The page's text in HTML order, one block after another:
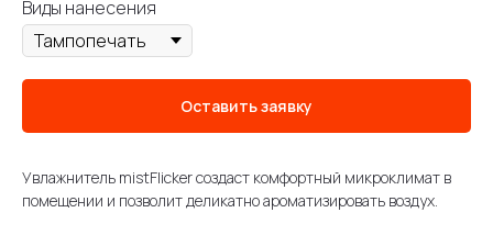
Виды нанесения
Оставить заявку
Увлажнитель mistFlicker создаст комфортный микроклимат в
помещении и позволит деликатно ароматизировать воздух.